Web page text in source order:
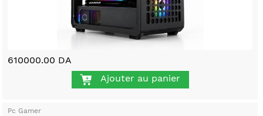
610000.00 DA
Ajouter au panier
Pc Gamer